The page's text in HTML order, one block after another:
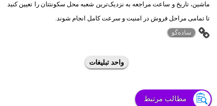
ماشین، تاریخ و ساعت مراجعه به نزدیک‌ترین شعبه محل سکونتتان را تعیین کنید
تا تمامی مراحل فروش در امنیت و سرعت کامل انجام شوند.
ساده‌گو
واحد تبلیغات
مطالب مرتبط